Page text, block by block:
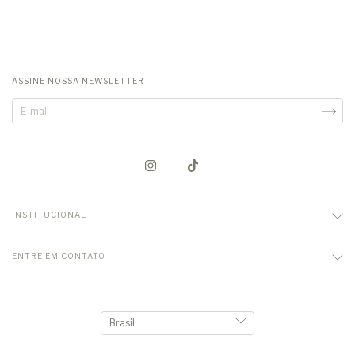
ASSINE NOSSA NEWSLETTER
INSTITUCIONAL
ENTRE EM CONTATO